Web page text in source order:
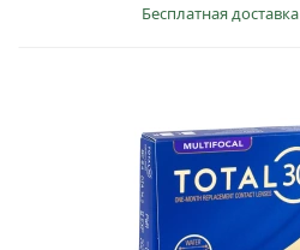
Бесплатная доставка